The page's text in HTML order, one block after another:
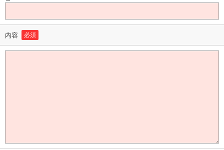
内容 必須